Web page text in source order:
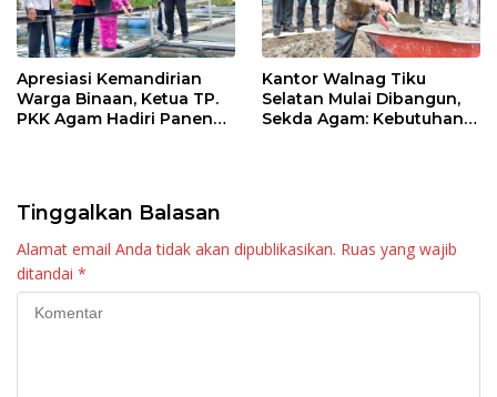
Apresiasi Kemandirian
Warga Binaan, Ketua TP.
PKK Agam Hadiri Panen
Kantor Walnag Tiku
Selatan Mulai Dibangun,
Sekda Agam: Kebutuhan
Tinggalkan Balasan
Alamat email Anda tidak akan dipublikasikan. Ruas yang wajib
ditandai *